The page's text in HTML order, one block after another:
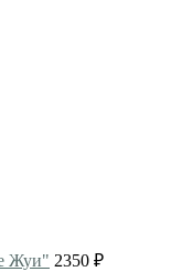
Жуи" 2350 ₽